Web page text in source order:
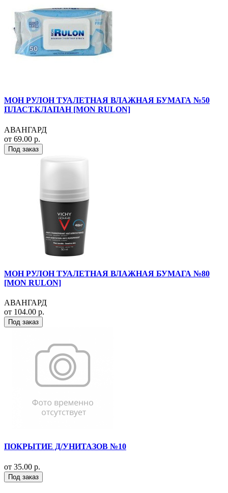
МОН РУЛОН ТУАЛЕТНАЯ ВЛАЖНАЯ БУМАГА №50
ПЛАСТ.КЛАПАН [MON RULON]
АВАНГАРД
от 69.00 р.
Под заказ
МОН РУЛОН ТУАЛЕТНАЯ ВЛАЖНАЯ БУМАГА №80
[MON RULON]
АВАНГАРД
от 104.00 р.
Под заказ
ПОКРЫТИЕ Д/УНИТАЗОВ №10
от 35.00 р.
Под заказ